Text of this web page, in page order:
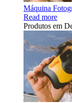
Máquina
Read more
Produtos em